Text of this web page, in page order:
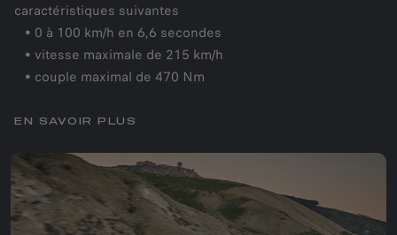
caractéristiques suivantes
• 0 à 100 km/h en 6,6 secondes
• vitesse maximale de 215 km/h
• couple maximal de 470 Nm
EN SAVOIR PLUS